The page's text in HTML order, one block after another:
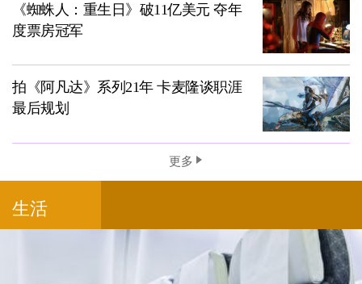
《蜘蛛人：重生日》破11亿美元 夺年
度票房冠军
拍《阿凡达》系列21年 卡麦隆谈职涯
最后规划
更多
生活